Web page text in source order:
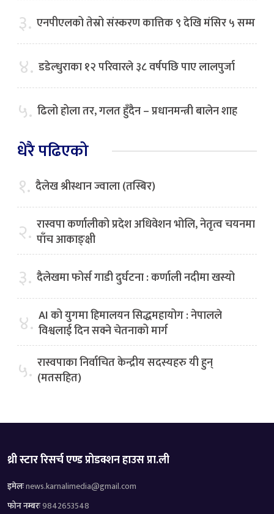
३. एनपीएलको तेस्रो संस्करण कात्तिक ९ देखि मंसिर ५ सम्म
४. डडेल्धुराका १२ परिवारले ३८ वर्षपछि पाए लालपुर्जा
५. ढिलो होला तर, गलत हुँदैन – प्रधानमन्त्री बालेन शाह
धेरै पढिएको
१. दैलेख श्रीस्थान ज्वाला (तस्बिर)
२. रास्वपा कर्णालीको प्रदेश अधिवेशन भोलि, नेतृत्व चयनमा
पाँच आकाङ्क्षी
३. दैलेखमा फोर्स गाडी दुर्घटना : कर्णाली नदीमा खस्यो
४. AI को युगमा हिमालयन सिद्धमहायोग : नेपालले
विश्वलाई दिन सक्ने चेतनाको मार्ग
५. रास्वपाका निर्वाचित केन्द्रीय सदस्यहरु यी हुन्
(मतसहित)
थ्री स्टार रिसर्च एण्ड प्रोडक्शन हाउस प्रा.ली
इमेलःnews.karnalimedia@gmail.com
फोन नम्बरः9842653548